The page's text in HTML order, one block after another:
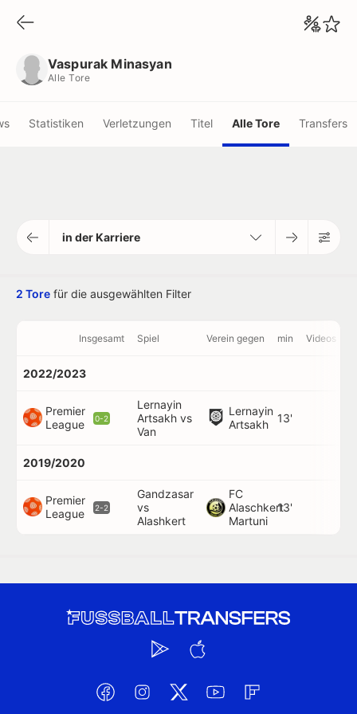
Vaspurak Minasyan
Alle Tore
Statistiken Verletzungen Titel Alle Tore Transfers
in der Karriere
2 Tore für die ausgewählten Filter
Insgesamt Spiel Verein gegen min Videos
2022/2023
Premier
League
0-2
Lernayin
Artsakh vs
Van
Lernayin
Artsakh
13'
2019/2020
Premier
League
2-2
Gandzasar
vs
Alashkert
FC
Alaschkert
Martuni
13'